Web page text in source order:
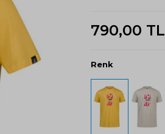
790,00 TL
Renk